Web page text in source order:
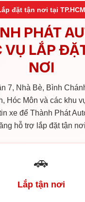
đặt tận nơi tại TP.HCM
PHÁT
VỤ LẮP
NƠI
7, Nhà Bè, Bình
Hóc Môn và các khu
xe để Thành Phát
hỗ trợ lắp đặt tận
🚗
Lắp tận nơi